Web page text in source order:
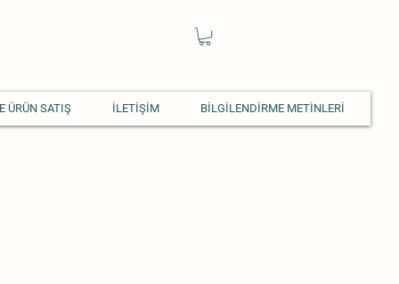
ÜRÜN SATIŞ İLETİŞİM BİLGİLENDİRME METİNLERİ